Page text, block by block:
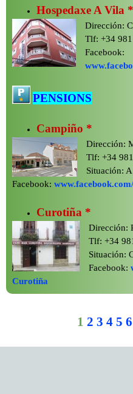
Hospedaxe A Vila *
Dirección:
Tlf: +34
Facebook:
PENSIONS
Campiño *
Dirección:
Tlf: +34
Situación:
Facebook:
Curotiña *
Dirección:
Tlf: +34
Situación:
Facebook:
Curotiña
12 3 4 5 6